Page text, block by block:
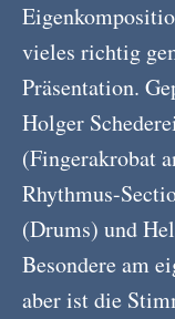
vieles richtig
Präsentation.
Holger
(Fingerakrobat
Rhythmus-
(Drums) und
Besondere am
aber ist die